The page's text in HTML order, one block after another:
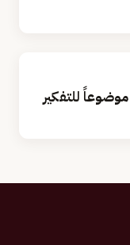
للتفكير